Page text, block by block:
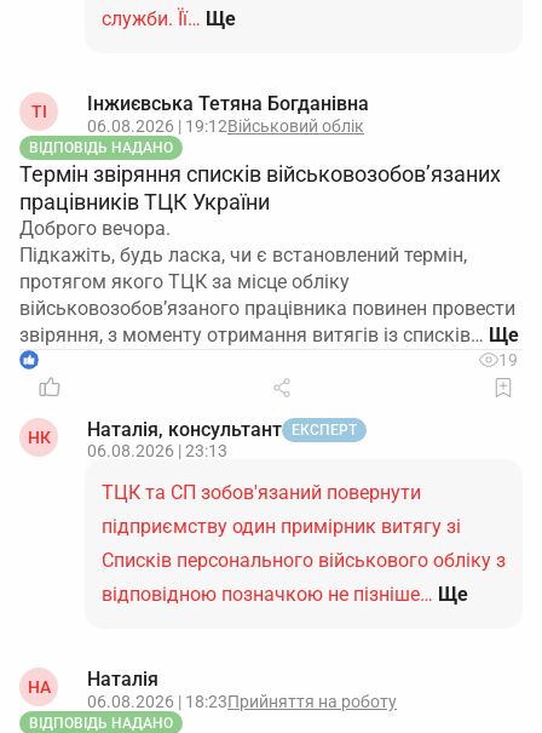
служби. Її… Ще
ТІ Інжиєвська Тетяна Богданівна
06.08.2026 | 19:12Військовий облік
ВІДПОВІДЬ НАДАНО
Термін звіряння списків військовозобов’язаних
працівників ТЦК України
Доброго вечора.
Підкажіть, будь ласка, чи є встановлений термін,
протягом якого ТЦК за місце обліку
військовозобов’язаного працівника повинен провести
звіряння, з моменту отримання витягів із списків…
1 19
НК Наталія, консультант ЕКСПЕРТ
06.08.2026 | 23:13
ТЦК та СП зобов'язаний повернути
підприємству один примірник витягу зі
Списків персонального військового обліку з
відповідною позначкою не пізніше… Ще
НА Наталія
06.08.2026 | 18:23Прийняття на роботу
ВІДПОВІДЬ НАДАНО